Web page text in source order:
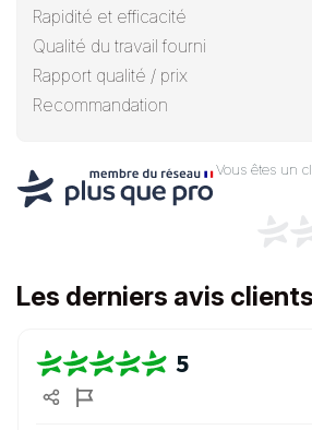
Rapidité et efficacité
Qualité du travail fourni
Rapport qualité / prix
Recommandation
Vous êtes un
Les derniers avis
5